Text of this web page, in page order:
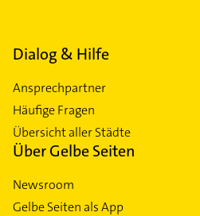
Dialog & Hilfe
Ansprechpartner
Häufige Fragen
Übersicht aller Städte
Über Gelbe Seiten
Newsroom
Gelbe Seiten als App